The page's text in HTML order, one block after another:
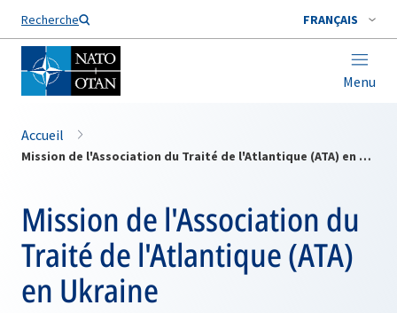
Recherche FRANÇAIS
Menu
Nom de famille*
Accueil
Mission de l'Association du Traité de l'Atlantique (ATA) en Ukraine
Mission de l'Association du
Traité de l'Atlantique (ATA)
en Ukraine